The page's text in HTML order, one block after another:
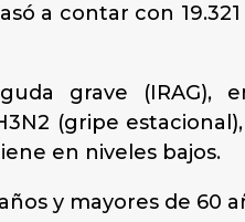
a contar con 19.321
grave (IRAG),
(gripe estacional),
en niveles bajos.
y mayores de 60